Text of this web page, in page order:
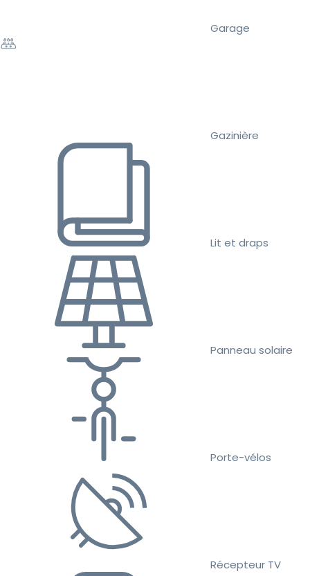
Garage
Gazinière
Lit et draps
Panneau solaire
Porte-vélos
Récepteur TV